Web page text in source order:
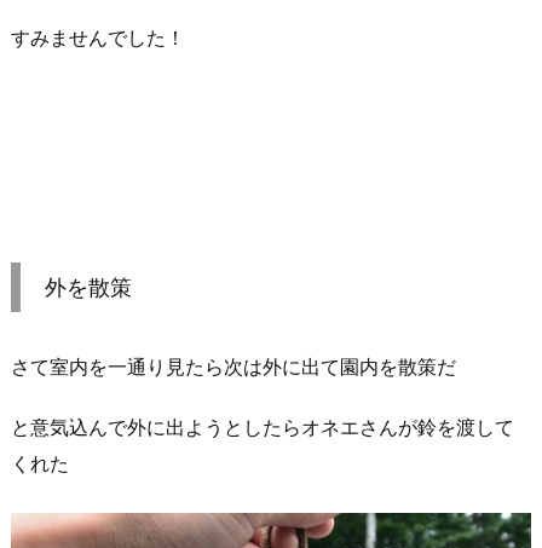
すみませんでした！
外を散策
さて室内を一通り見たら次は外に出て園内を散策だ
と意気込んで外に出ようとしたらオネエさんが鈴を渡して
くれた